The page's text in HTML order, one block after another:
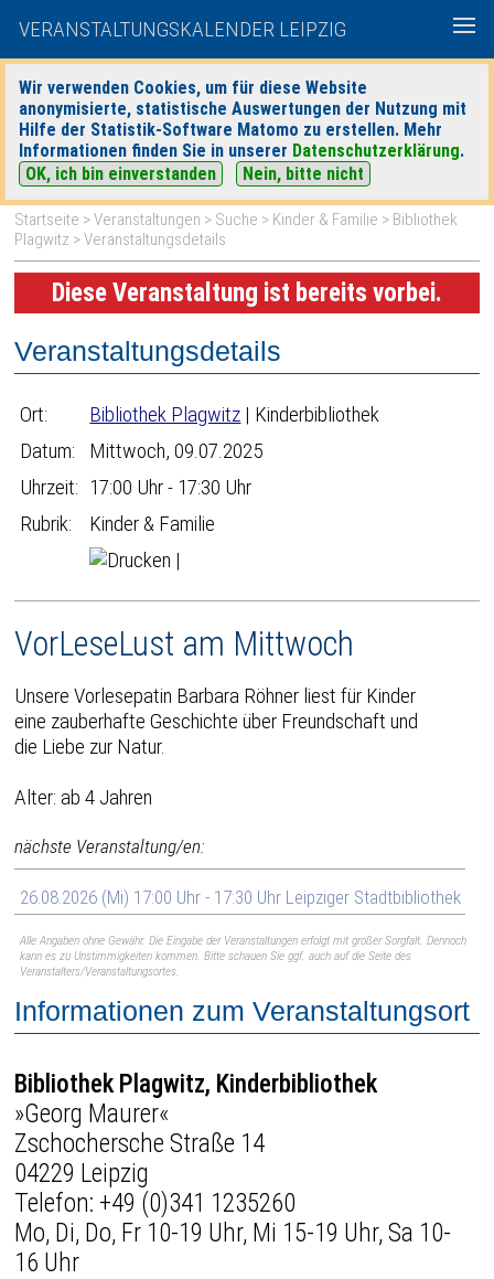
VERANSTALTUNGSKALENDER LEIPZIG
Wir verwenden Cookies, um für diese Website
anonymisierte, statistische Auswertungen der Nutzung mit
Hilfe der Statistik-Software Matomo zu erstellen. Mehr
Informationen finden Sie in unserer Datenschutzerklärung.
OK, ich bin einverstanden
Nein, bitte nicht
heute|morgen| Detaillierte Suche
Startseite >Veranstaltungen > Suche > Kinder & Familie > Bibliothek
Plagwitz > Veranstaltungsdetails
Diese Veranstaltung ist bereits vorbei.
Veranstaltungsdetails
Ort: Bibliothek Plagwitz | Kinderbibliothek
Datum:
Mittwoch, 09.07.2025
Uhrzeit: 17:00 Uhr - 17:30 Uhr
Rubrik:
Kinder & Familie
|
VorLeseLust am Mittwoch
Unsere Vorlesepatin Barbara Röhner liest für Kinder
eine zauberhafte Geschichte über Freundschaft und
die Liebe zur Natur.
Alter: ab 4 Jahren
nächste Veranstaltung/en:
26.08.2026 (Mi) 17:00 Uhr - 17:30 Uhr Leipziger Stadtbibliothek
Alle Angaben ohne Gewähr. Die Eingabe der Veranstaltungen erfolgt mit großer Sorgfalt. Dennoch
kann es zu Unstimmigkeiten kommen. Bitte schauen Sie ggf. auch auf die Seite des
Veranstalters/Veranstaltungsortes.
Informationen zum Veranstaltungsort
Bibliothek Plagwitz, Kinderbibliothek
»Georg Maurer«
Zschochersche Straße 14
04229 Leipzig
Telefon: +49 (0)341 1235260
Mo, Di, Do, Fr 10-19 Uhr, Mi 15-19 Uhr, Sa 10-
16 Uhr